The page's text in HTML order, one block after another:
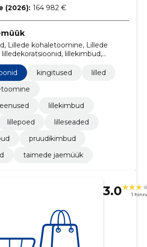
(2026): 164 982 €
Lillede kohaletoomine, Lillede
lillekimbud,
kingitused
lilled
lillekimbud
lillepoed
lilleseaded
pruudikimbud
taimede jaemüük
3.0 1